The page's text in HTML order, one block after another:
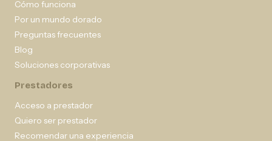
Cómo funciona
Por un mundo dorado
Preguntas frecuentes
Blog
Soluciones corporativas
Prestadores
Acceso a prestador
Quiero ser prestador
Recomendar una experiencia